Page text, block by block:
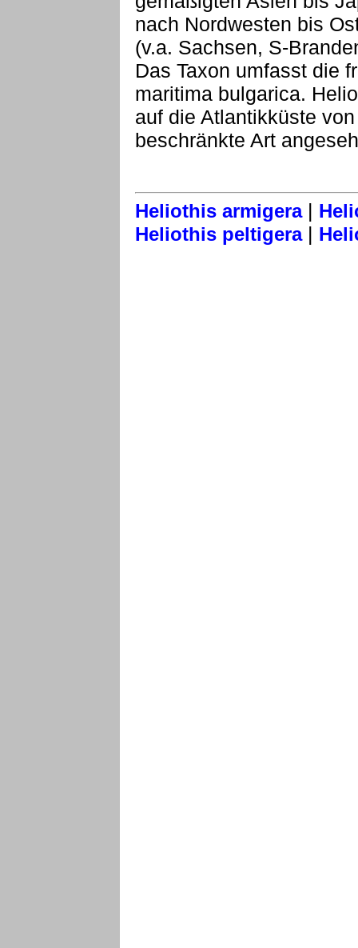
nach Nordwesten bis
(v.a. Sachsen, S-
Das Taxon umfasst die
maritima bulgarica.
auf die Atlantikküste
beschränkte Art
Heliothis armigera|
Heliothis peltigera|